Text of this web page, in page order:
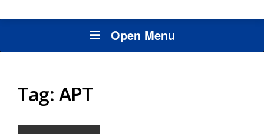
Open Menu
Tag: APT